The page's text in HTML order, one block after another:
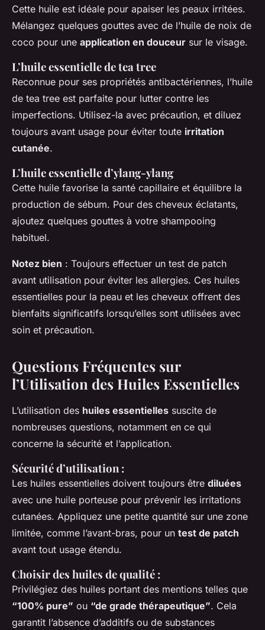
Cette huile est idéale pour apaiser les peaux irritées.
Mélangez quelques gouttes avec de l’huile de noix de
coco pour une application en douceur sur le visage.
L’huile essentielle de tea tree
Reconnue pour ses propriétés antibactériennes, l’huile
de tea tree est parfaite pour lutter contre les
imperfections. Utilisez-la avec précaution, et diluez
toujours avant usage pour éviter toute irritation
cutanée.
L’huile essentielle d’ylang-ylang
Cette huile favorise la santé capillaire et équilibre la
production de sébum. Pour des cheveux éclatants,
ajoutez quelques gouttes à votre shampooing
habituel.
Notez bien : Toujours effectuer un test de patch
avant utilisation pour éviter les allergies. Ces huiles
essentielles pour la peau et les cheveux offrent des
bienfaits significatifs lorsqu’elles sont utilisées avec
soin et précaution.
Questions Fréquentes sur
l’Utilisation des Huiles Essentielles
L’utilisation des huiles essentielles suscite de
nombreuses questions, notamment en ce qui
concerne la sécurité et l’application.
Sécurité d’utilisation :
Les huiles essentielles doivent toujours être diluées
avec une huile porteuse pour prévenir les irritations
cutanées. Appliquez une petite quantité sur une zone
limitée, comme l’avant-bras, pour un test de patch
avant tout usage étendu.
Choisir des huiles de qualité :
Privilégiez des huiles portant des mentions telles que
“100% pure” ou “de grade thérapeutique”. Cela
garantit l’absence d’additifs ou de substances